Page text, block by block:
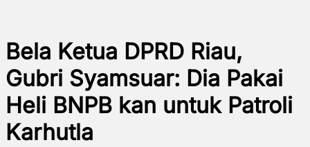
Bela Ketua DPRD Riau,
Gubri Syamsuar: Dia Pakai
Heli BNPB kan untuk Patroli
Karhutla